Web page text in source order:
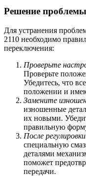
Решение проблемы
Для устранения
2110 необходимо
переключения:
Проверьте
Проверьте
Убедитесь, что
положении и
Замените
изношенные
их новыми.
правильную
После
специальную
деталями
поможет
передачи.